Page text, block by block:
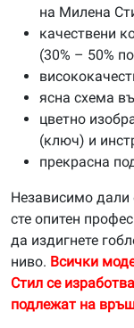
на Милена
качествени
(30% – 50%
ясна схема
цветно
(ключ) и
прекрасна
Независимо дали
сте опитен
да издигнете
ниво. Всички
Стил се
подлежат на